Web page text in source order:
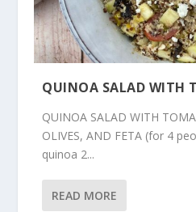
QUINOA SALAD WITH
QUINOA SALAD WITH
OLIVES, AND FETA (for 4
quinoa 2...
READ MORE